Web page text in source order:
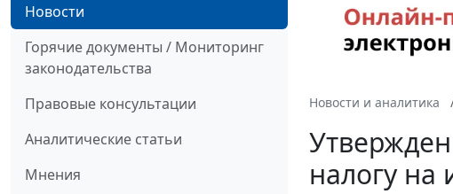
Новости
Горячие документы / Мониторинг
законодательства
Правовые консультации
Аналитические статьи
Мнения
Новости и аналитика
налогу на